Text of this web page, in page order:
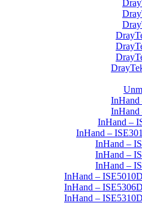
InHand
InHand
InHand –
InHand –
InHand –
InHand –
InHand –
InHand –
InHand –
InHand –